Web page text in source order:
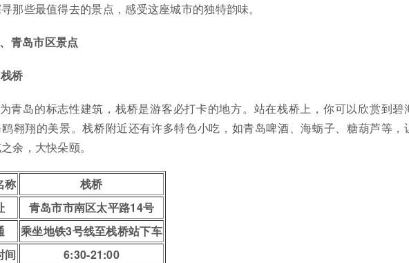
那些最值得去的景点，感受这座城市的独特韵味。
青岛市区景点
栈桥
青岛的标志性建筑，栈桥是游客必打卡的地方。站在栈桥上，你可以欣赏到碧
翱翔的美景。栈桥附近还有许多特色小吃，如青岛啤酒、海蛎子、糖葫芦等，
余，大快朵颐。
称
栈桥
青岛市市南区太平路14号
乘坐地铁3号线至栈桥站下车
间
6:30-21:00